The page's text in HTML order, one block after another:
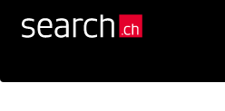
Ihr Eintrag